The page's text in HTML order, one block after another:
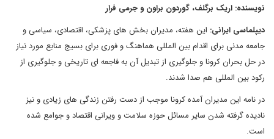
نویسنده: اریک برگلف، گوردون براون و جرمی فرار
دیپلماسی ایرانی: این هفته، مدیران بخش های پزشکی، اقتصادی، سیاسی و
جامعه مدنی برای اقدام بین المللی هماهنگ و فوری برای بسیج منابع مورد نیاز
در حل بحران کرونا و جلوگیری از تبدیل آن به فاجعه ای تاریخی و جلوگیری از
رکود بین المللی هم صدا شدند.
در نامه این مدیران آمده کرونا موجب از دست رفتن زندگی های زیادی و نیز
نادیده گرفته شدن سایر مسائل حوزه سلامت و ویرانی اقتصاد و جوامع شده
است.